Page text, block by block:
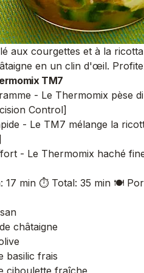
aux courgettes et à la
en un clin d'œil.
TM7
- Le Thermomix pèse
Control]
- Le TM7 mélange la
- Le Thermomix haché
17 min ⏱️ Total: 35 min 🍽️
châtaigne
basilic frais
ciboulette fraîche